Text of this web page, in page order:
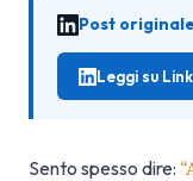
Post
Leggi su
Sento spesso dire: